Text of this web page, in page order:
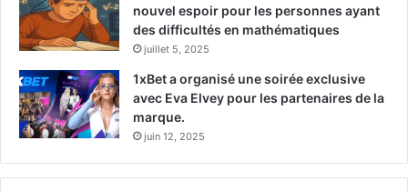
nouvel espoir pour les personnes ayant
des difficultés en mathématiques
juillet 5, 2025
1xBet a organisé une soirée exclusive
avec Eva Elvey pour les partenaires de la
marque.
juin 12, 2025